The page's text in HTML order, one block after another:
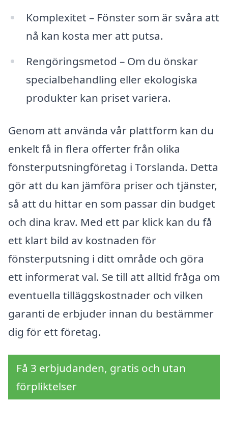
Komplexitet – Fönster som är svåra att
nå kan kosta mer att putsa.
Rengöringsmetod – Om du önskar
specialbehandling eller ekologiska
produkter kan priset variera.
Genom att använda vår plattform kan du
enkelt få in flera offerter från olika
fönsterputsningföretag i Torslanda. Detta
gör att du kan jämföra priser och tjänster,
så att du hittar en som passar din budget
och dina krav. Med ett par klick kan du få
ett klart bild av kostnaden för
fönsterputsning i ditt område och göra
ett informerat val. Se till att alltid fråga om
eventuella tilläggskostnader och vilken
garanti de erbjuder innan du bestämmer
dig för ett företag.
Få 3 erbjudanden, gratis och utan
förpliktelser